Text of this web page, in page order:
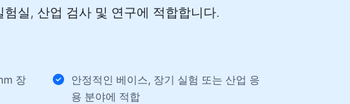
실, 산업 검사 및 연구에 적합합니다.
장
안정적인 베이스, 장기 실험 또는 산업 응
용 분야에 적합